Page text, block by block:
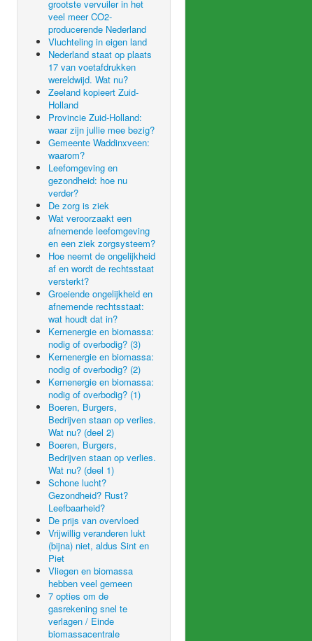
grootste vervuiler in het
veel meer CO2-
producerende Nederland
Vluchteling in eigen land
Nederland staat op plaats
17 van voetafdrukken
wereldwijd. Wat nu?
Zeeland kopieert Zuid-
Holland
Provincie Zuid-Holland:
waar zijn jullie mee bezig?
Gemeente Waddinxveen:
waarom?
Leefomgeving en
gezondheid: hoe nu
verder?
De zorg is ziek
Wat veroorzaakt een
afnemende leefomgeving
en een ziek zorgsysteem?
Hoe neemt de ongelijkheid
af en wordt de rechtsstaat
versterkt?
Groeiende ongelijkheid en
afnemende rechtsstaat:
wat houdt dat in?
Kernenergie en biomassa:
nodig of overbodig? (3)
Kernenergie en biomassa:
nodig of overbodig? (2)
Kernenergie en biomassa:
nodig of overbodig? (1)
Boeren, Burgers,
Bedrijven staan op verlies.
Wat nu? (deel 2)
Boeren, Burgers,
Bedrijven staan op verlies.
Wat nu? (deel 1)
Schone lucht?
Gezondheid? Rust?
Leefbaarheid?
De prijs van overvloed
Vrijwillig veranderen lukt
(bijna) niet, aldus Sint en
Piet
Vliegen en biomassa
hebben veel gemeen
7 opties om de
gasrekening snel te
verlagen / Einde
biomassacentrale